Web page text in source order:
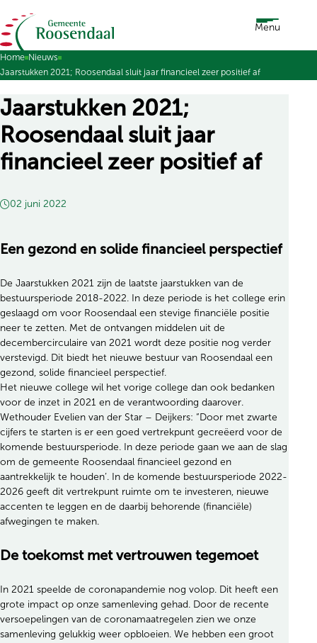
Ga naar de inhoud Menu
Home Nieuws
Jaarstukken 2021; Roosendaal sluit jaar financieel zeer positief af
Jaarstukken 2021;
Roosendaal sluit jaar
financieel zeer positief af
02 juni 2022
Een gezond en solide financieel perspectief
De Jaarstukken 2021 zijn de laatste jaarstukken van de
bestuursperiode 2018-2022. In deze periode is het college erin
geslaagd om voor Roosendaal een stevige financiële positie
neer te zetten. Met de ontvangen middelen uit de
decembercirculaire van 2021 wordt deze positie nog verder
verstevigd. Dit biedt het nieuwe bestuur van Roosendaal een
gezond, solide financieel perspectief.
Het nieuwe college wil het vorige college dan ook bedanken
voor de inzet in 2021 en de verantwoording daarover.
Wethouder Evelien van der Star – Deijkers: “Door met zwarte
cijfers te starten is er een goed vertrekpunt gecreëerd voor de
komende bestuursperiode. In deze periode gaan we aan de slag
om de gemeente Roosendaal financieel gezond en
aantrekkelijk te houden’. In de komende bestuursperiode 2022-
2026 geeft dit vertrekpunt ruimte om te investeren, nieuwe
accenten te leggen en de daarbij behorende (financiële)
afwegingen te maken.
De toekomst met vertrouwen tegemoet
In 2021 speelde de coronapandemie nog volop. Dit heeft een
grote impact op onze samenleving gehad. Door de recente
versoepelingen van de coronamaatregelen zien we onze
samenleving gelukkig weer opbloeien. We hebben een groot